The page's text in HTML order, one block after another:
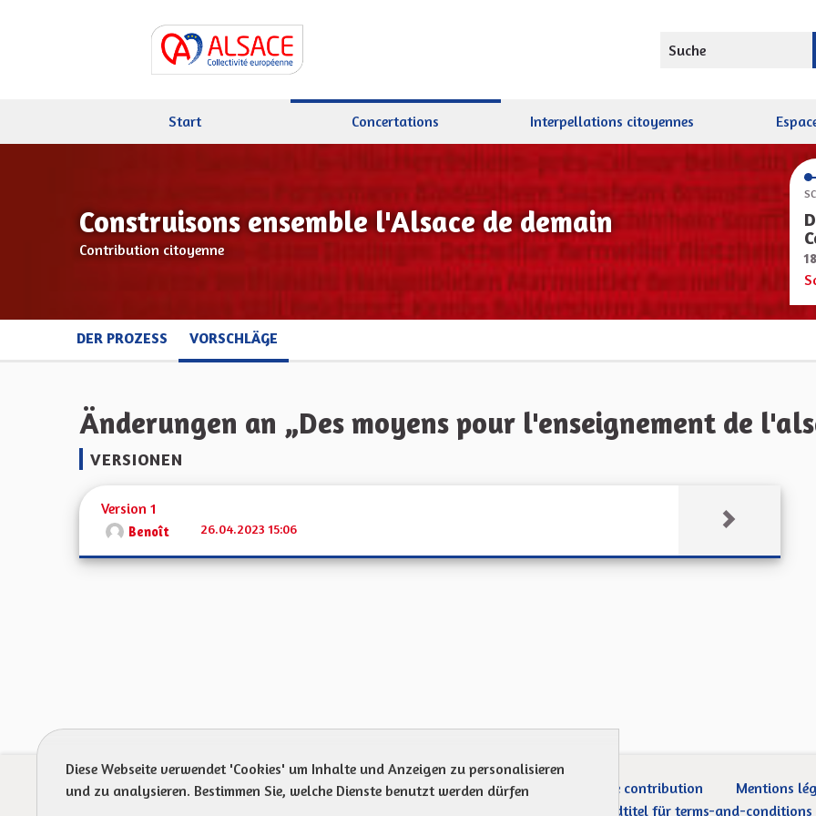
Suche
Start Concertations Interpellations citoyennes
Construisons ensemble l'Alsace de demain
Contribution citoyenne
DER PROZESS VORSCHLÄGE
Änderungen an „Des moyens pour l'enseignement de
VERSIONEN
Version 1
Benoît 26.04.2023 15:06
Protection des Données Charte de contribution
Mentions
Standardtitel für terms-and-conditions
Diese Webseite verwendet 'Cookies' um Inhalte und Anzeigen zu personalisieren
und zu analysieren. Bestimmen Sie, welche Dienste benutzt werden dürfen